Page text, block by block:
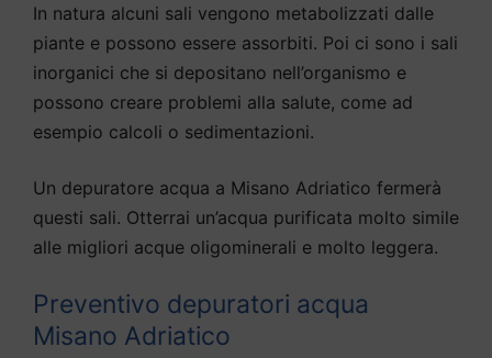
In natura alcuni sali vengono metabolizzati dalle
piante e possono essere assorbiti. Poi ci sono i sali
inorganici che si depositano nell’organismo e
possono creare problemi alla salute, come ad
esempio calcoli o sedimentazioni.
Un depuratore acqua a Misano Adriatico fermerà
questi sali. Otterrai un’acqua purificata molto simile
alle migliori acque oligominerali e molto leggera.
Preventivo depuratori acqua
Misano Adriatico